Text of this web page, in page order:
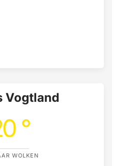
Vogtland
°
WOLKEN